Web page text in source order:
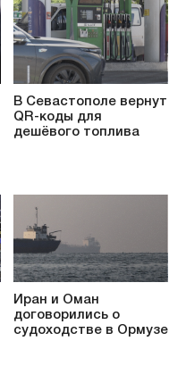
В Севастополе вернут
QR-коды для
дешёвого топлива
Иран и Оман
договорились о
судоходстве в Ормузе